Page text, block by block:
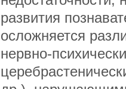
развития
осложняется
нервно-